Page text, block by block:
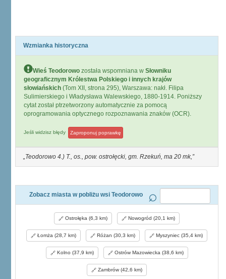
Wzmianka historyczna
Wieś Teodorowo została wspomniana w Słowniku
geograficznym Królestwa Polskiego i innych krajów
słowiańskich (Tom XII, strona 295), Warszawa: nakł. Filipa
Sulimierskiego i Władysława Walewskiego, 1880-1914. Poniższy
cytat został ptrzetworzony automatycznie za pomocą
oprogramowania optycznego rozpoznawania znaków (OCR).
Jeśli widzisz błędy Zaproponuj poprawkę
Teodorowo 4.) T., os., pow. ostrołęcki, gm. Rzekuń, ma 20 mk,
Zobacz miasta w pobliżu wsi Teodorowo
Ostrołęka (6,3 km) Nowogród (20,1 km)
Łomża (28,7 km) Różan (30,3 km) Myszyniec (35,4 km)
Kolno (37,9 km) Ostrów Mazowiecka (38,6 km)
Zambrów (42,6 km)